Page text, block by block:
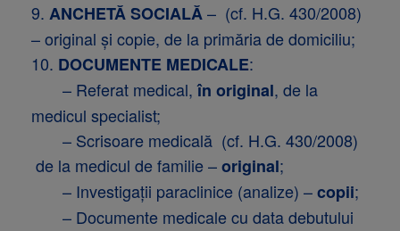
9. ANCHETĂ SOCIALĂ– (cf. H.G. 430/2008)
– original şi copie, de la primăria de domiciliu;
10. DOCUMENTE MEDICALE:
– Referat medical,în original, de la
medicul specialist;
– Scrisoare medicală (cf. H.G. 430/2008)
de la medicul de familie –original;
– Investigaţii paraclinice (analize) –copii;
– Documente medicale cu data debutului